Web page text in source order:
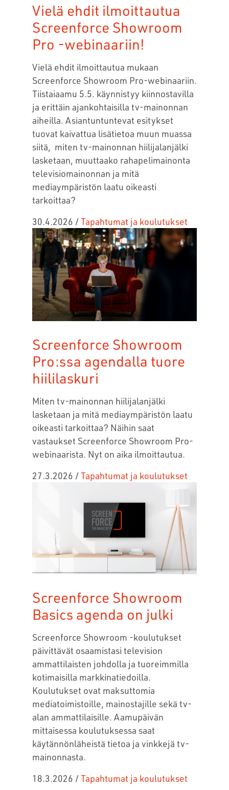
Vielä ehdit ilmoittautua
Screenforce Showroom
Pro -webinaariin!
Vielä ehdit ilmoittautua mukaan
Screenforce Showroom Pro-webinaariin.
Tiistaiaamu 5.5. käynnistyy kiinnostavilla
ja erittäin ajankohtaisilla tv-mainonnan
aiheilla. Asiantuntuntevat esitykset
tuovat kaivattua lisätietoa muun muassa
siitä, miten tv-mainonnan hiilijalanjälki
lasketaan, muuttaako rahapelimainonta
televisiomainonnan ja mitä
mediaympäristön laatu oikeasti
tarkoittaa?
30.4.2026 /Tapahtumat ja koulutukset
Screenforce Showroom
Pro:ssa agendalla tuore
hiililaskuri
Miten tv-mainonnan hiilijalanjälki
lasketaan ja mitä mediaympäristön laatu
oikeasti tarkoittaa? Näihin saat
vastaukset Screenforce Showroom Pro-
webinaarista. Nyt on aika ilmoittautua.
27.3.2026 /Tapahtumat ja koulutukset
Screenforce Showroom
Basics agenda on julki
Screenforce Showroom -koulutukset
päivittävät osaamistasi television
ammattilaisten johdolla ja tuoreimmilla
kotimaisilla markkinatiedoilla.
Koulutukset ovat maksuttomia
mediatoimistoille, mainostajille sekä tv-
alan ammattilaisille. Aamupäivän
mittaisessa koulutuksessa saat
käytännönläheistä tietoa ja vinkkejä tv-
mainonnasta.
18.3.2026 /Tapahtumat ja koulutukset